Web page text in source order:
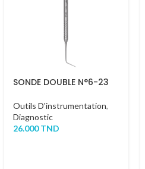
SONDE DOUBLE N°6-23
Outils D'instrumentation,
Diagnostic
26.000TND